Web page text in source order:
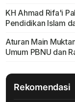
KH Ahmad Rifa'i
Pendidikan Islam
Aturan Main
Umum PBNU dan
Rekomendasi